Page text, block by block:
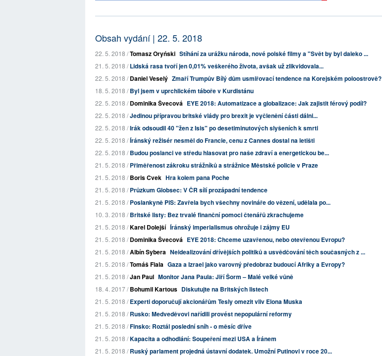
Obsah vydání | 22. 5. 2018
22. 5. 2018 /Tomasz Oryński Stíhání za urážku národa, nové polské filmy a "Svět by byl daleko ...
21. 5. 2018 /Lidská rasa tvoří jen 0,01% veškerého života, avšak už zlikvidovala...
22. 5. 2018 /Daniel Veselý Zmaří Trumpův Bílý dům usmiřovací tendence na Korejském poloostrově?
18. 5. 2018 /Byl jsem v uprchlickém táboře v Kurdistánu
22. 5. 2018 /Dominika Švecová EYE 2018: Automatizace a globalizace: Jak zajistit férový podíl?
22. 5. 2018 /Jedinou přípravou britské vlády pro brexit je vyčlenění části dálni...
22. 5. 2018 /Irák odsoudil 40 "žen z Isis" po desetiminutových slyšeních k smrti
22. 5. 2018 /Íránský režisér nesměl do Francie, cenu z Cannes dostal na letišti
22. 5. 2018 /Budou poslanci ve středu hlasovat pro naše zdraví a energetickou be...
21. 5. 2018 /Přiměřenost zákroku strážníků a strážnice Městské policie v Praze
21. 5. 2018 /Boris Cvek Hra kolem pana Poche
21. 5. 2018 /Průzkum Globsec: V ČR sílí prozápadní tendence
21. 5. 2018 /Poslankyně PiS: Zavřela bych všechny novináře do vězení, udělala po...
10. 3. 2018 /Britské listy: Bez trvalé finanční pomoci čtenářů zkrachujeme
21. 5. 2018 /Karel Dolejší Íránský imperialismus ohrožuje i zájmy EU
21. 5. 2018 /Dominika Švecová EYE 2018: Chceme uzavřenou, nebo otevřenou Evropu?
21. 5. 2018 /Albín Sybera Neidealizování dřívějších politiků a usvědčování těch současných z ...
21. 5. 2018 /Tomáš Fiala Gaza a Izrael jako varovný předobraz budoucí Afriky a Evropy?
21. 5. 2018 /Jan Paul Monitor Jana Paula: Jiří Šorm – Malé velké vůně
18. 4. 2017 /Bohumil Kartous Diskutujte na Britských listech
21. 5. 2018 /Experti doporučují akcionářům Tesly omezit vliv Elona Muska
21. 5. 2018 /Rusko: Medveděvovi nařídili provést nepopulární reformy
21. 5. 2018 /Finsko: Roztál poslední sníh - o měsíc dříve
21. 5. 2018 /Kapacita a odhodlání: Soupeření mezi USA a Íránem
21. 5. 2018 /Ruský parlament projedná ústavní dodatek. Umožní Putinovi v roce 20...